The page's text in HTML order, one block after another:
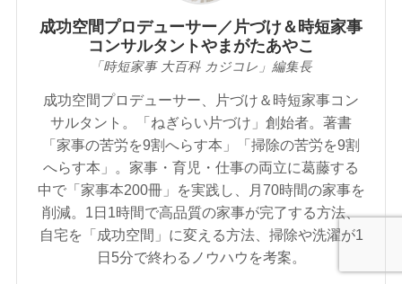
成功空間プロデューサー／片づけ＆時短家事
コンサルタントやまがたあやこ
「時短家事 大百科 カジコレ」編集長
成功空間プロデューサー、片づけ＆時短家事コン
サルタント。「ねぎらい片づけ」創始者。著書
「家事の苦労を9割へらす本」「掃除の苦労を9割
へらす本」。家事・育児・仕事の両立に葛藤する
中で「家事本200冊」を実践し、月70時間の家事を
削減。1日1時間で高品質の家事が完了する方法、
自宅を「成功空間」に変える方法、掃除や洗濯が1
日5分で終わるノウハウを考案。